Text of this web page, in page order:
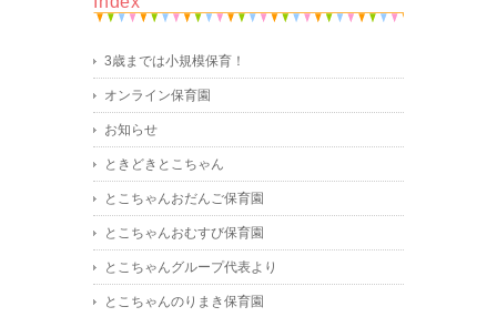
3歳までは小規模保育！
オンライン保育園
お知らせ
ときどきとこちゃん
とこちゃんおだんご保育園
とこちゃんおむすび保育園
とこちゃんグループ代表より
とこちゃんのりまき保育園